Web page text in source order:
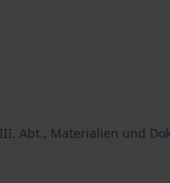
Abt., Materialien und